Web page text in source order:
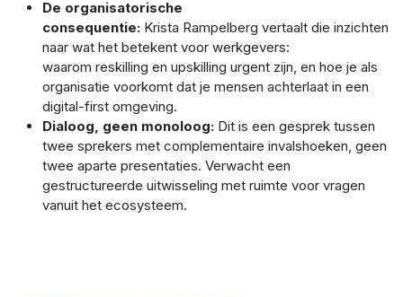
De organisatorische
consequentie: Krista Rampelberg vertaalt die inzichten
naar wat het betekent voor werkgevers:
waarom reskilling en upskilling urgent zijn, en hoe je als
organisatie voorkomt dat je mensen achterlaat in een
digital-first omgeving.
Dialoog, geen monoloog: Dit is een gesprek tussen
twee sprekers met complementaire invalshoeken, geen
twee aparte presentaties. Verwacht een
gestructureerde uitwisseling met ruimte voor vragen
vanuit het ecosysteem.